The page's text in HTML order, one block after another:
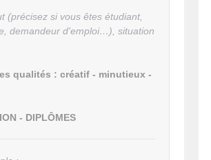
(précisez si vous êtes étudiant,
demandeur d'emploi…), situation
qualités : créatif - minutieux -
- DIPLÔMES